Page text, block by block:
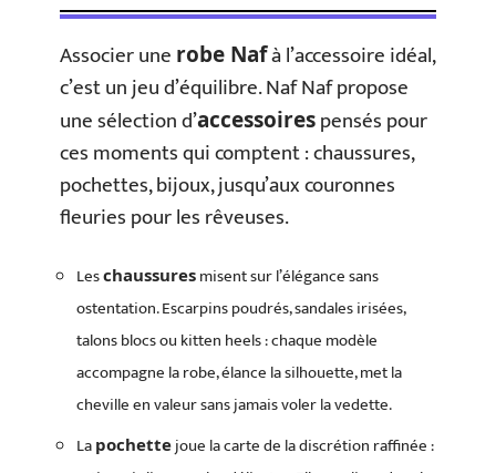
Associer une robe Nafà l’accessoire idéal,
c’est un jeu d’équilibre. Naf Naf propose
une sélection d’accessoirespensés pour
ces moments qui comptent : chaussures,
pochettes, bijoux, jusqu’aux couronnes
fleuries pour les rêveuses.
Leschaussures misent sur l’élégance sans
ostentation. Escarpins poudrés, sandales irisées,
talons blocs ou kitten heels : chaque modèle
accompagne la robe, élance la silhouette, met la
cheville en valeur sans jamais voler la vedette.
La pochettejoue la carte de la discrétion raffinée :